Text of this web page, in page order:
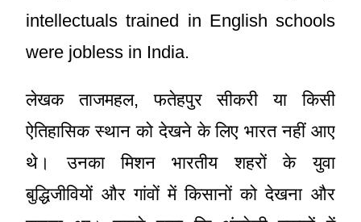
intellectuals trained in English schools
were jobless in India.
लेखक ताजमहल, फतेहपुर सीकरी या किसी
ऐतिहासिक स्थान को देखने के लिए भारत नहीं आए
थे। उनका मिशन भारतीय शहरों के युवा
बुद्धिजीवियों और गांवों में किसानों को देखना और